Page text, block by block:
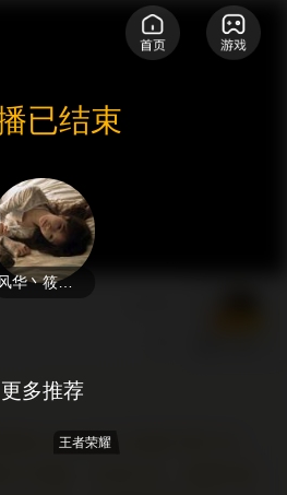
禁止未成年人充值打赏行为。
已结束
风华丶筱筱爱喝花茶๓
更多推荐
王者荣耀